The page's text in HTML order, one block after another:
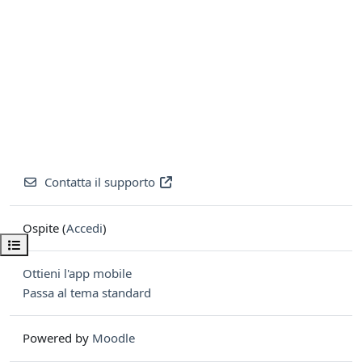
Apri indice del corso
Contatta il supporto
Ospite (Accedi)
Ottieni l'app mobile
Passa al tema standard
Powered by Moodle